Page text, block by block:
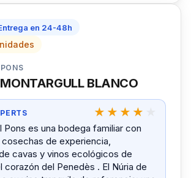
en 24-48h
BLANCO
Pons es una bodega familiar con
de experiencia,
cavas y vinos ecológicos de
corazón del Penedès . El Núria de